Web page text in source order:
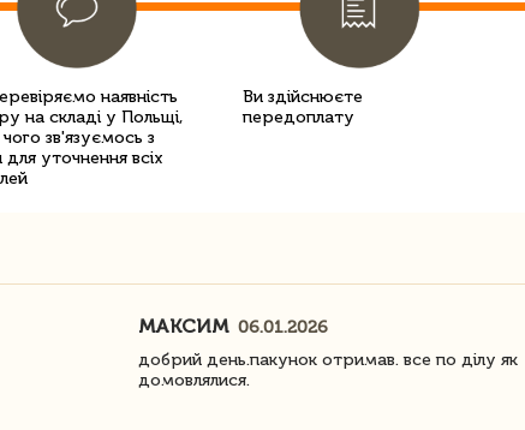
наявність
на складі у Польщі,
чого зв'язуємось з
уточнення всіх
Ви здійснюєте
передоплату
МАКСИМ 06.01.2026
добрий день.пакунок отримав. все по ділу як
домовлялися.